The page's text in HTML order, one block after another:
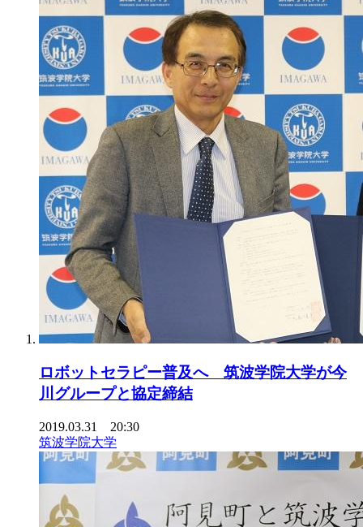
ロボットセラピー普及へ 筑波学院大学が今
川グループと協定締結
2019.03.31 20:30
筑波学院大学